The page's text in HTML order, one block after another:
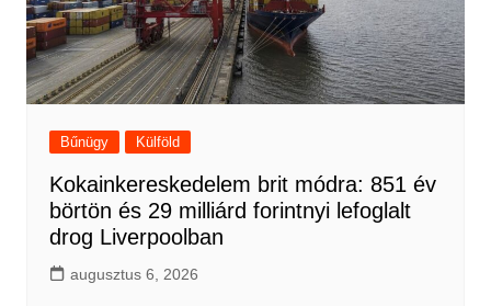
Bűnügy Külföld
Kokainkereskedelem brit módra: 851 év
börtön és 29 milliárd forintnyi lefoglalt
drog Liverpoolban
augusztus 6, 2026